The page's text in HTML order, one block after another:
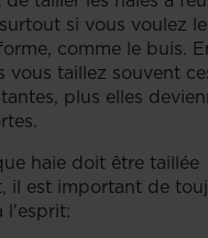
si vous voulez
comme le buis.
vous taillez souvent
plus elles
haie doit être taillée
il est important de
l'esprit: